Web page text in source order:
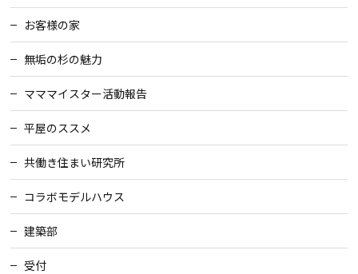
経営理念・
会社案内
KATSUMIの
取り組み
家づくりサポート
土地の上手な探し方
家づくりの資金計画
設計・施工品質管理
お客様の家
無垢の杉の魅力
マママイスター活動報告
平屋のススメ
共働き住まい研究所
コラボモデルハウス
建築部
受付